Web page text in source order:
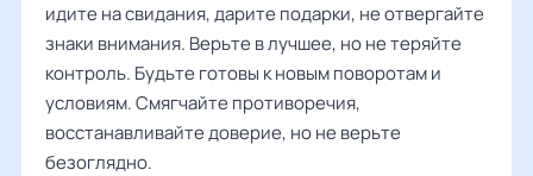
идите на свидания, дарите подарки, не отвергайте
знаки внимания. Верьте в лучшее, но не теряйте
контроль. Будьте готовы к новым поворотам и
условиям. Смягчайте противоречия,
восстанавливайте доверие, но не верьте
безоглядно.